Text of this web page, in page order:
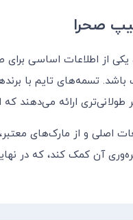
یکی از اطلاعات اساسی
ارائه می‌دهند
اصلی و از مارک‌های
آن کمک کند، که در